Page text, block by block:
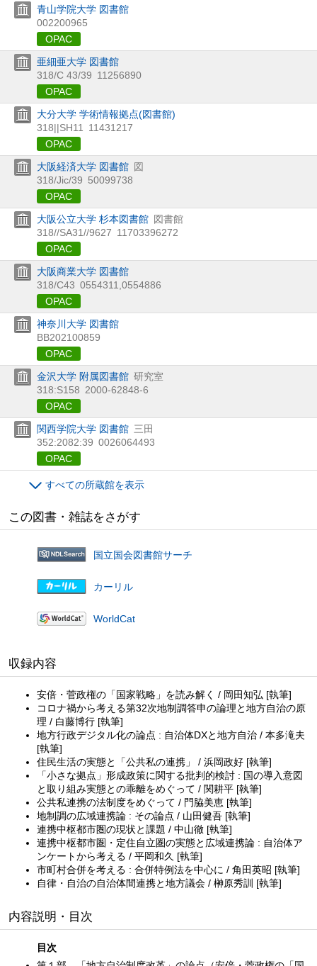
青山学院大学 図書館
002200965
OPAC
亜細亜大学 図書館
318/C 43/39 11256890
OPAC
大分大学 学術情報拠点(図書館)
318||SH11
11431217
OPAC
大阪経済大学 図書館 図
318/Jic/39 50099738
OPAC
大阪公立大学 杉本図書館 図書館
318//SA31//9627 11703396272
OPAC
大阪商業大学 図書館
318/C43 0554311,0554886
OPAC
神奈川大学 図書館
BB202100859
OPAC
金沢大学 附属図書館 研究室
318:S158 2000-62848-6
OPAC
関西学院大学 図書館 三田
352:2082:39 0026064493
OPAC
すべての所蔵館を表示
この図書・雑誌をさがす
国立国会図書館サーチ
カーリル
WorldCat
収録内容
安倍・菅政権の「国家戦略」を読み解く / 岡田知弘 [執筆]
コロナ禍から考える第32次地制調答申の論理と地方自治の原
理 / 白藤博行 [執筆]
地方行政デジタル化の論点 : 自治体DXと地方自治 / 本多滝夫
[執筆]
住民生活の実態と「公共私の連携」 / 浜岡政好 [執筆]
「小さな拠点」形成政策に関する批判的検討 : 国の導入意図
と取り組み実態との乖離をめぐって / 関耕平 [執筆]
公共私連携の法制度をめぐって / 門脇美恵 [執筆]
地制調の広域連携論 : その論点 / 山田健吾 [執筆]
連携中枢都市圏の現状と課題 / 中山徹 [執筆]
連携中枢都市圏・定住自立圏の実態と広域連携論 : 自治体ア
ンケートから考える / 平岡和久 [執筆]
市町村合併を考える : 合併特例法を中心に / 角田英昭 [執筆]
自律・自治の自治体間連携と地方議会 / 榊原秀訓 [執筆]
内容説明・目次
目次